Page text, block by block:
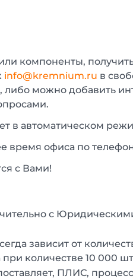
компоненты,
info@kremnium.ru в
либо можно добавить
в автоматическом
время офиса по
с Вами!
с
зависит от
количестве 10 000
ПЛИС,